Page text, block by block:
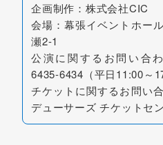
企画制作：株式会社CIC
会場：幕張イベントホー
瀬2-1
公演に関するお問い合
6435-6434（平日11:00～
チケットに関するお問い
デューサーズ チケットセ